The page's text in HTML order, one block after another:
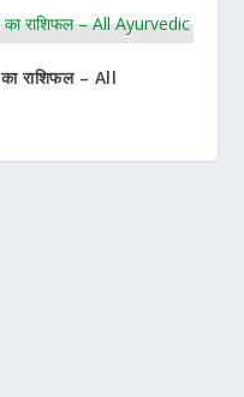
राशिफल – All